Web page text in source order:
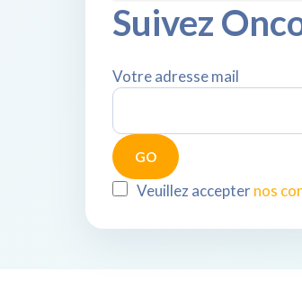
Suivez
Votre adresse mail
Veuillez accepternos